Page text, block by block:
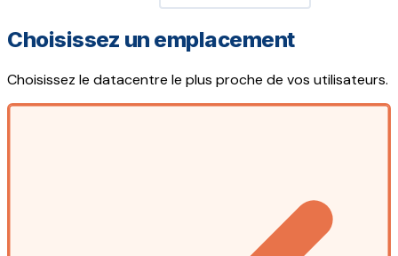
Choisissez un emplacement
Choisissez le datacentre le plus proche de vos utilisateurs.